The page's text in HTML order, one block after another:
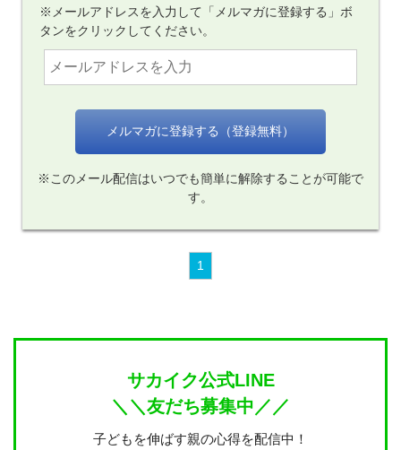
※メールアドレスを入力して「メルマガに登録する」ボ
タンをクリックしてください。
※このメール配信はいつでも簡単に解除することが可能で
す。
1
サカイク公式LINE
＼＼友だち募集中／／
子どもを伸ばす親の心得を配信中！